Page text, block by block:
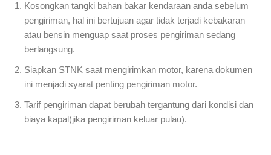
Kosongkan tangki bahan bakar kendaraan anda sebelum
pengiriman, hal ini bertujuan agar tidak terjadi kebakaran
atau bensin menguap saat proses pengiriman sedang
berlangsung.
Siapkan STNK saat mengirimkan motor, karena dokumen
ini menjadi syarat penting pengiriman motor.
Tarif pengiriman dapat berubah tergantung dari kondisi dan
biaya kapal(jika pengiriman keluar pulau).